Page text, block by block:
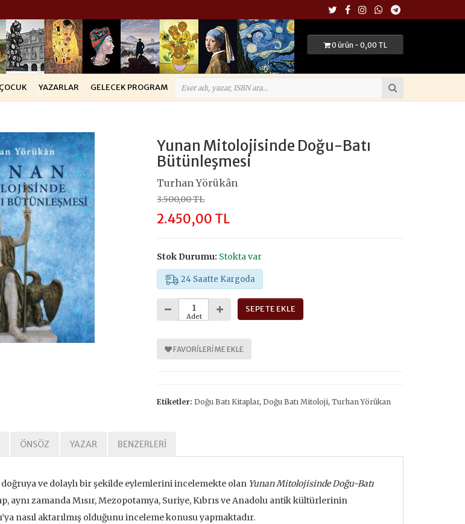
0 ürün - 0,00 TL
YAZARLAR GELECEK PROGRAM
Yunan Mitolojisinde Doğu-Batı
Bütünleşmesi
Turhan Yörükân
3.500,00 TL
2.450,00 TL
Stok Durumu: Stokta var
24 Saatte Kargoda
Adet
SEPETE EKLE
FAVORILERIME EKLE
Etiketler: Doğu Batı Kitaplar,Doğu Batı Mitoloji,Turhan Yörükan
ÖNSÖZ YAZAR BENZERLERI
ve dolaylı bir şekilde eylemlerini incelemekte olan Yunan Mitolojisinde Doğu-Batı
aynı zamanda Mısır, Mezopotamya, Suriye, Kıbrıs ve Anadolu antik kültürlerinin
nasıl aktarılmış olduğunu inceleme konusu yapmaktadır.